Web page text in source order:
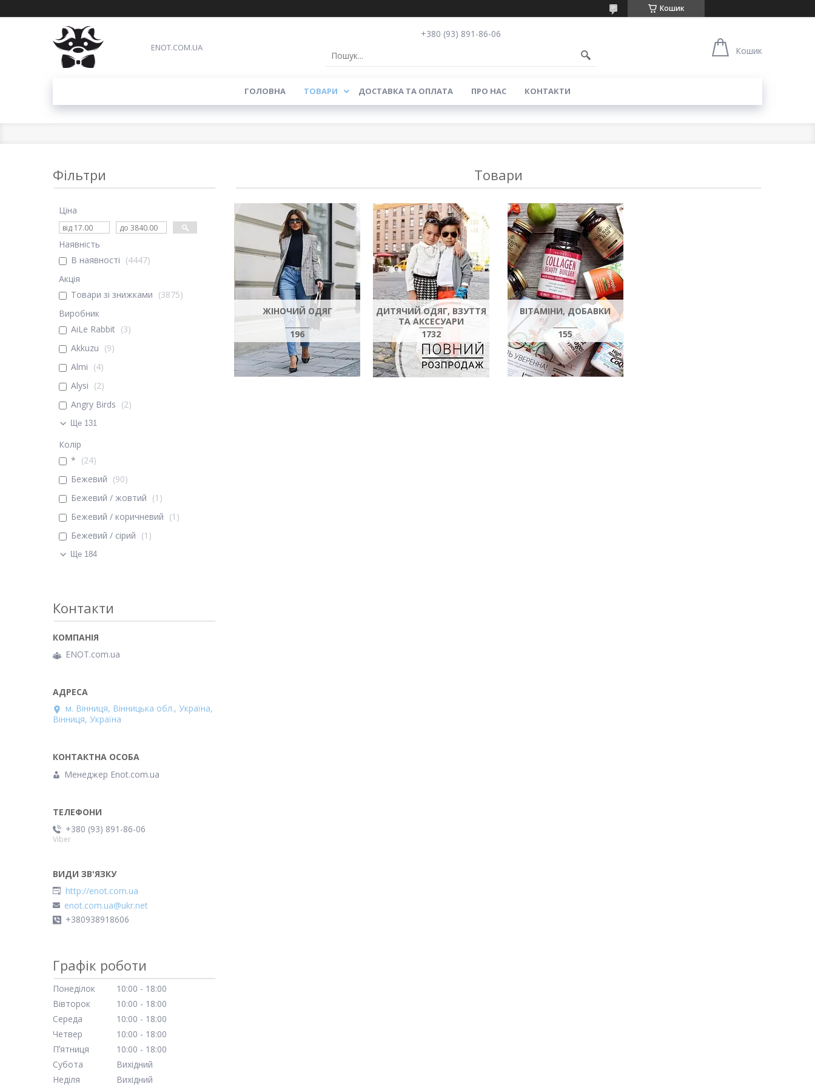
Кошик
ENOT.COM.UA
+380 (93) 891-86-06
Кошик
ГОЛОВНА ТОВАРИ ДОСТАВКА ТА ОПЛАТА ПРО НАС КОНТАКТИ
Товари
ЖІНОЧИЙ ОДЯГ
196
ДИТЯЧИЙ ОДЯГ, ВЗУТТЯ
ТА АКСЕСУАРИ
1732
ВІТАМІНИ, ДОБАВКИ
155
Фільтри
Ціна
Наявність
В наявності
4447
Акція
Товари зі знижками
3875
Виробник
AiLe Rabbit
3
Akkuzu
9
Almi
4
Alysi
2
Angry Birds
2
Ще 131
Колір
*
24
Бежевий
90
Бежевий / жовтий
1
Бежевий / коричневий
1
Бежевий / сірий
1
Ще 184
Контакти
ENOT.com.ua
м. Вінниця, Вінницька обл., Україна,
Вінниця, Україна
Менеджер Enot.com.ua
+380 (93) 891-86-06
Viber
http://enot.com.ua
enot.com.ua@ukr.net
+380938918606
Графік роботи
Понеділок 10:00
18:00
Вівторок
10:00
18:00
Середа
10:00
18:00
Четвер
10:00
18:00
Пʼятниця
10:00
18:00
Субота
Вихідний
Неділя
Вихідний